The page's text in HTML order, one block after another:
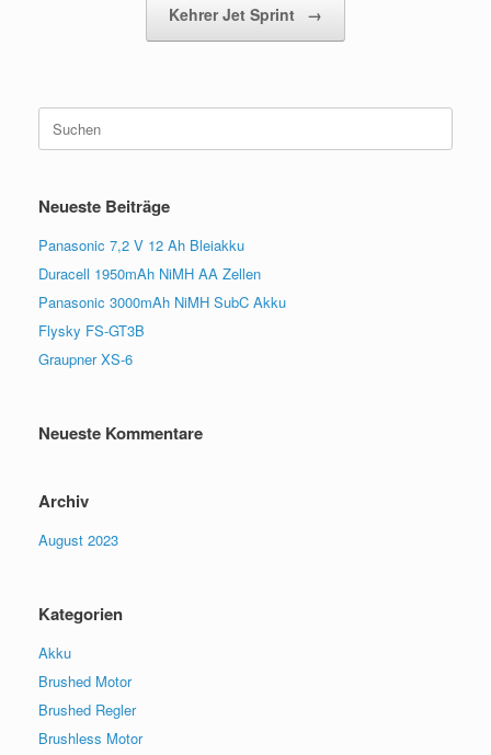
Kehrer Jet Sprint →
Suchen
nach:
Neueste Beiträge
Panasonic 7,2 V 12 Ah Bleiakku
Duracell 1950mAh NiMH AA Zellen
Panasonic 3000mAh NiMH SubC Akku
Flysky FS-GT3B
Graupner XS-6
Neueste Kommentare
Archiv
August 2023
Kategorien
Akku
Brushed Motor
Brushed Regler
Brushless Motor